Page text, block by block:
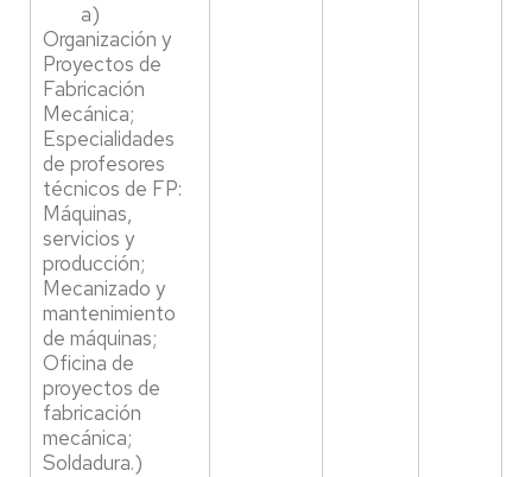
a)
Organización y
Proyectos de
Fabricación
Mecánica;
Especialidades
de profesores
técnicos de FP:
Máquinas,
servicios y
producción;
Mecanizado y
mantenimiento
de máquinas;
Oficina de
proyectos de
fabricación
mecánica;
Soldadura.)